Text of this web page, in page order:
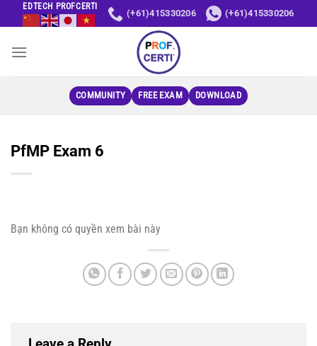
to
EDTECH PROFCERTI
(+61)415330206 (+61)415330206
COMMUNITY FREE EXAM DOWNLOAD
PfMP Exam 6
Bạn không có quyền xem bài này